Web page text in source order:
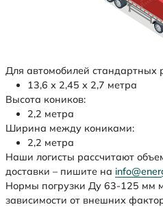
Для автомобилей стандартных
13,6 х 2,45 х 2,7 метра
Высота коников:
2,2 метра
Ширина между кониками:
2,2 метра
Наши логисты рассчитают
доставки – пишите на
Нормы погрузки Ду 63-125 мм
зависимости от внешних